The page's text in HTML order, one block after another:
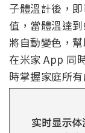
子體溫計後，
值，當體溫達
將自動變色，
在米家 App 同
時掌握家庭所